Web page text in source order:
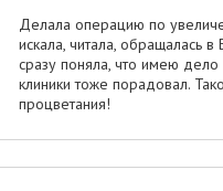
Делала операцию по
искала, читала, обращалась
сразу поняла, что имею
клиники тоже порадовал.
процветания!